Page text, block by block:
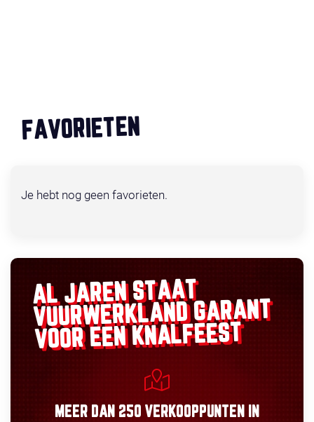
FAVORIETEN
Je hebt nog geen favorieten.
AL JAREN STAAT
VUURWERKLANDGARANT
VOOR EEN KNALFEEST
MEER DAN 250 VERKOOPPUNTEN
IN